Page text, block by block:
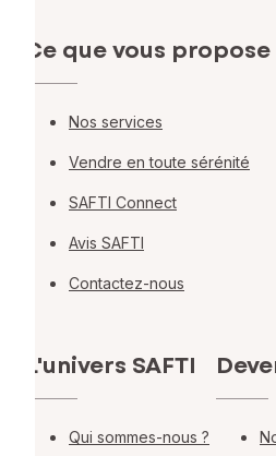
Ce que vous propose
Nos services
Vendre en toute sérénité
SAFTI Connect
Avis SAFTI
Contactez-nous
L'univers SAFTI
Qui sommes-nous ?